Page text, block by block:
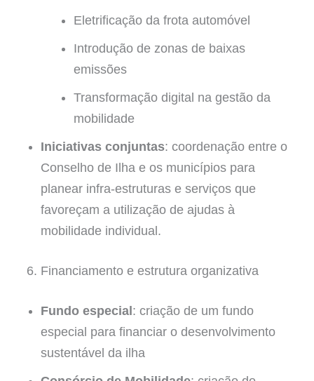
Eletrificação da frota automóvel
Introdução de zonas de baixas
emissões
Transformação digital na gestão da
mobilidade
Iniciativas conjuntas: coordenação entre o
Conselho de Ilha e os municípios para
planear infra-estruturas e serviços que
favoreçam a utilização de ajudas à
mobilidade individual.
6. Financiamento e estrutura organizativa
Fundo especial: criação de um fundo
especial para financiar o desenvolvimento
sustentável da ilha